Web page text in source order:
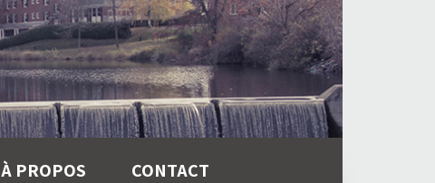
À PROPOS CONTACT